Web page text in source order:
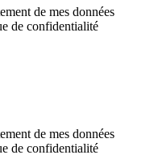
de mes données
de confidentialité
de mes données
de confidentialité